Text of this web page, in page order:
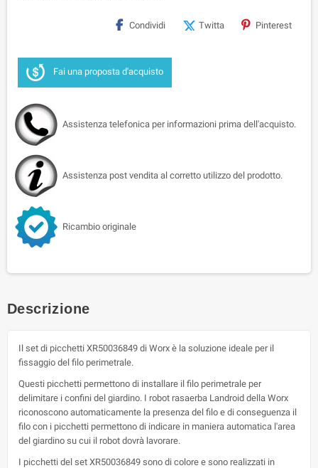
Condividi Twitta Pinterest
Fai una proposta d'acquisto
Assistenza telefonica per informazioni prima dell'acquisto.
Assistenza post vendita al corretto utilizzo del prodotto.
Ricambio originale
Descrizione
Il set di picchetti XR50036849 di Worx è la soluzione ideale per il
fissaggio del filo perimetrale.
Questi picchetti permettono di installare il filo perimetrale per
delimitare i confini del giardino. I robot rasaerba Landroid della Worx
riconoscono automaticamente la presenza del filo e di conseguenza il
filo con i picchetti permettono di indicare in maniera automatica l'area
del giardino su cui il robot dovrà lavorare.
I picchetti del set XR50036849 sono di colore e sono realizzati in